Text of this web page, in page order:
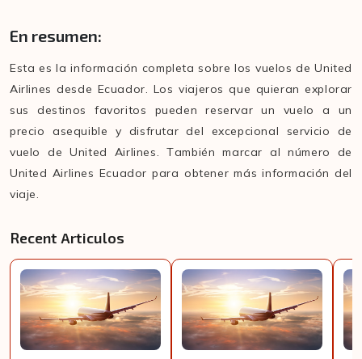
En resumen:
Esta es la información completa sobre los vuelos de United
Airlines desde Ecuador. Los viajeros que quieran explorar
sus destinos favoritos pueden reservar un vuelo a un
precio asequible y disfrutar del excepcional servicio de
vuelo de United Airlines. También marcar al número de
United Airlines Ecuador para obtener más información del
viaje.
Recent Articulos